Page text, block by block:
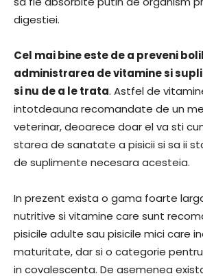
digestiei.
Cel mai bine este de a preveni
administrarea de vitamine si
si nu de a le trata. Astfel de
intotdeauna recomandate de un
veterinar, deoarece doar el va sti
starea de sanatate a pisicii si sa ii
de suplimente necesara acesteia.
In prezent exista o gama foarte
nutritive si vitamine care sunt
pisicile adulte sau pisicile mici care
maturitate, dar si o categorie
in covalescenta. De asemenea